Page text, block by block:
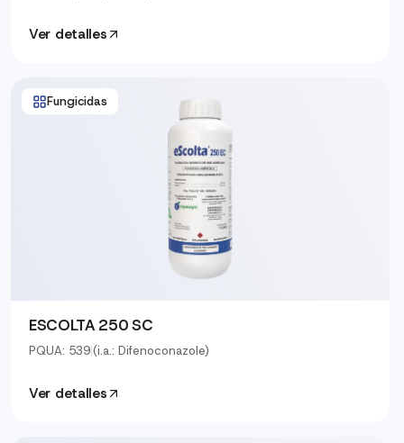
Ver detalles
Fungicidas
ESCOLTA 250 SC
PQUA: 539|(i.a.: Difenoconazole)
Ver detalles